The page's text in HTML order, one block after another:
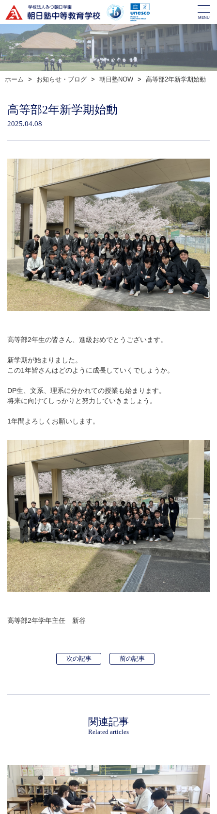
MENU
ホーム お知らせ・ブログ 朝日塾NOW 高等部2年新学期始動
高等部2年新学期始動
2025.04.08
高等部2年生の皆さん、進級おめでとうございます。
新学期が始まりました。
この1年皆さんはどのように成長していくでしょうか。
DP生、文系、理系に分かれての授業も始まります。
将来に向けてしっかりと努力していきましょう。
1年間よろしくお願いします。
高等部2年学年主任 新谷
次の記事 前の記事
関連記事
Related articles